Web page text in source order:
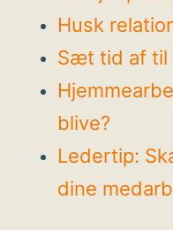
Husk
Sæt tid af til
blive?
Ledertip:
dine